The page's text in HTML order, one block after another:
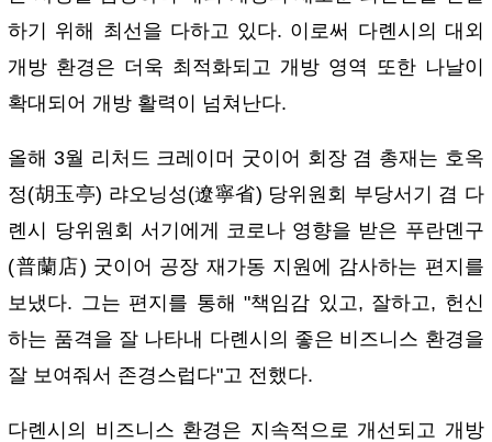
하기 위해 최선을 다하고 있다. 이로써 다롄시의 대외
개방 환경은 더욱 최적화되고 개방 영역 또한 나날이
확대되어 개방 활력이 넘쳐난다.
올해 3월 리처드 크레이머 굿이어 회장 겸 총재는 호옥
정(胡玉亭) 랴오닝성(遼寧省) 당위원회 부당서기 겸 다
롄시 당위원회 서기에게 코로나 영향을 받은 푸란뎬구
(普蘭店) 굿이어 공장 재가동 지원에 감사하는 편지를
보냈다. 그는 편지를 통해 "책임감 있고, 잘하고, 헌신
하는 품격을 잘 나타내 다롄시의 좋은 비즈니스 환경을
잘 보여줘서 존경스럽다"고 전했다.
다롄시의 비즈니스 환경은 지속적으로 개선되고 개방